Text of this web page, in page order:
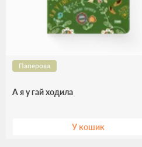
Паперова
А я у гай ходила
У кошик